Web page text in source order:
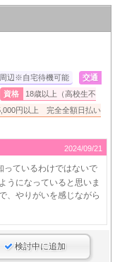
辺※自宅待機可能
交通
資格
18歳以上（高校生不
円以上 完全全額日払い
2024/09/21
っているわけではないで
うになっていると思いま
、やりがいを感じながら
検討中に追加